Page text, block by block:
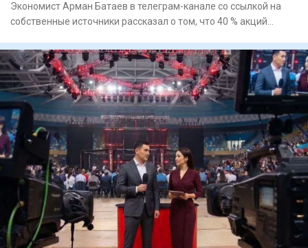
Экономист Арман Батаев в телеграм-канале со ссылкой на
собственные источники рассказал о том, что 40 % акций